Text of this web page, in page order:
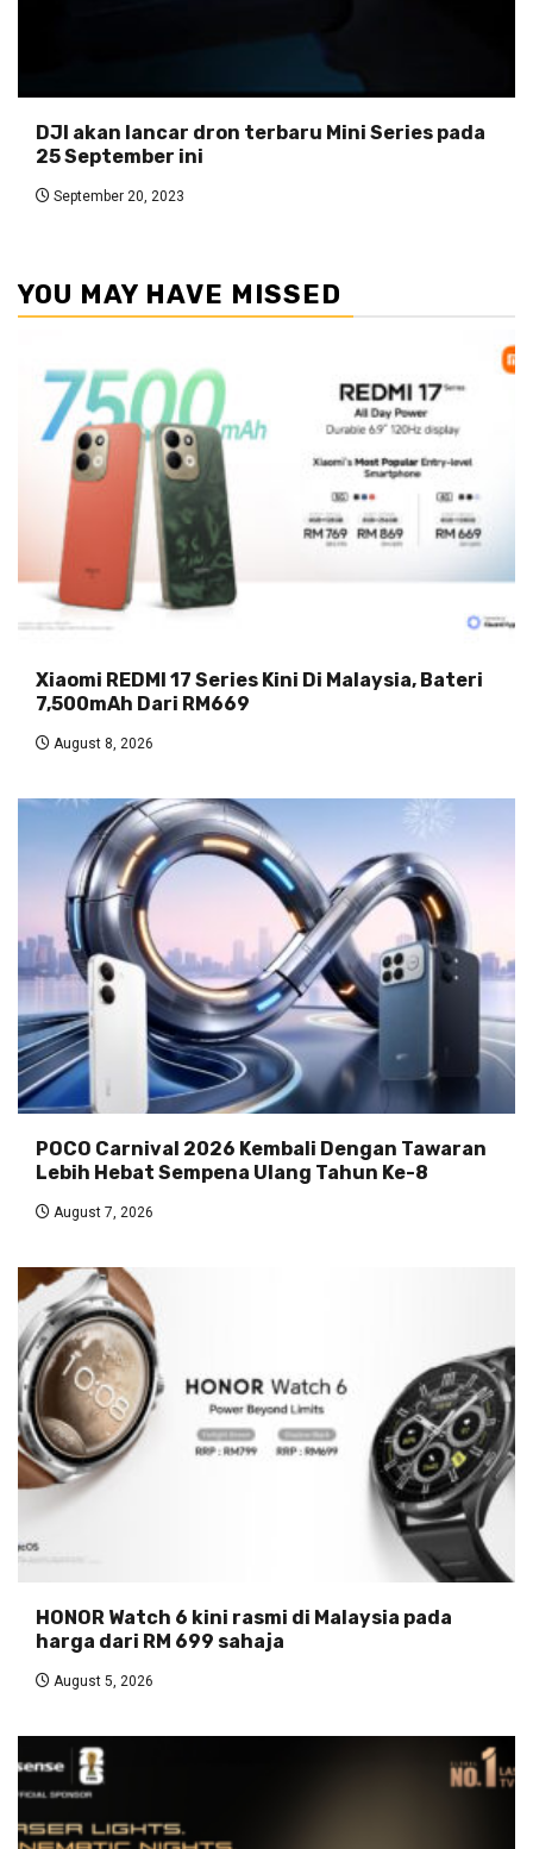
DJI akan lancar dron terbaru Mini Series pada
25 September ini
September 20, 2023
YOU MAY HAVE MISSED
Xiaomi REDMI 17 Series Kini Di Malaysia, Bateri
7,500mAh Dari RM669
August 8, 2026
POCO Carnival 2026 Kembali Dengan Tawaran
Lebih Hebat Sempena Ulang Tahun Ke-8
August 7, 2026
HONOR Watch 6 kini rasmi di Malaysia pada
harga dari RM 699 sahaja
August 5, 2026